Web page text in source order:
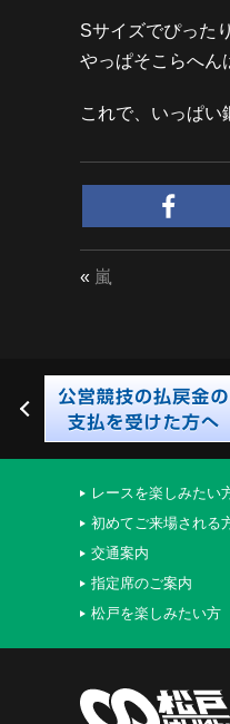
Sサイズでぴった
やっぱそこらへん
これで、いっぱ
« 嵐
レースを楽しみたい
初めてご来場される
交通案内
指定席のご案内
松戸を楽しみたい方